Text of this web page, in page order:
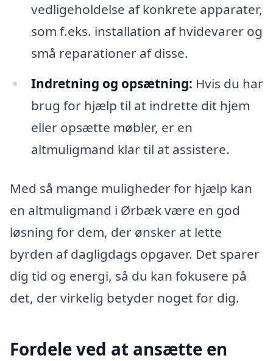
vedligeholdelse af konkrete apparater,
som f.eks. installation af hvidevarer og
små reparationer af disse.
Indretning og opsætning: Hvis du har
brug for hjælp til at indrette dit hjem
eller opsætte møbler, er en
altmuligmand klar til at assistere.
Med så mange muligheder for hjælp kan
en altmuligmand i Ørbæk være en god
løsning for dem, der ønsker at lette
byrden af dagligdags opgaver. Det sparer
dig tid og energi, så du kan fokusere på
det, der virkelig betyder noget for dig.
Fordele ved at ansætte en